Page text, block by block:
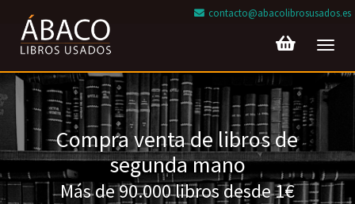
contacto@abacolibrosusados.es
Compra venta de libros de
segunda mano
Más de 90.000 libros desde 1€